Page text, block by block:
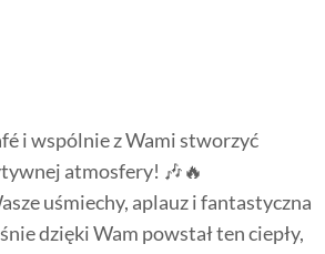
i wspólnie z Wami stworzyć
atmosfery! 🎶🔥
uśmiechy, aplauz i fantastyczna
dzięki Wam powstał ten ciepły,